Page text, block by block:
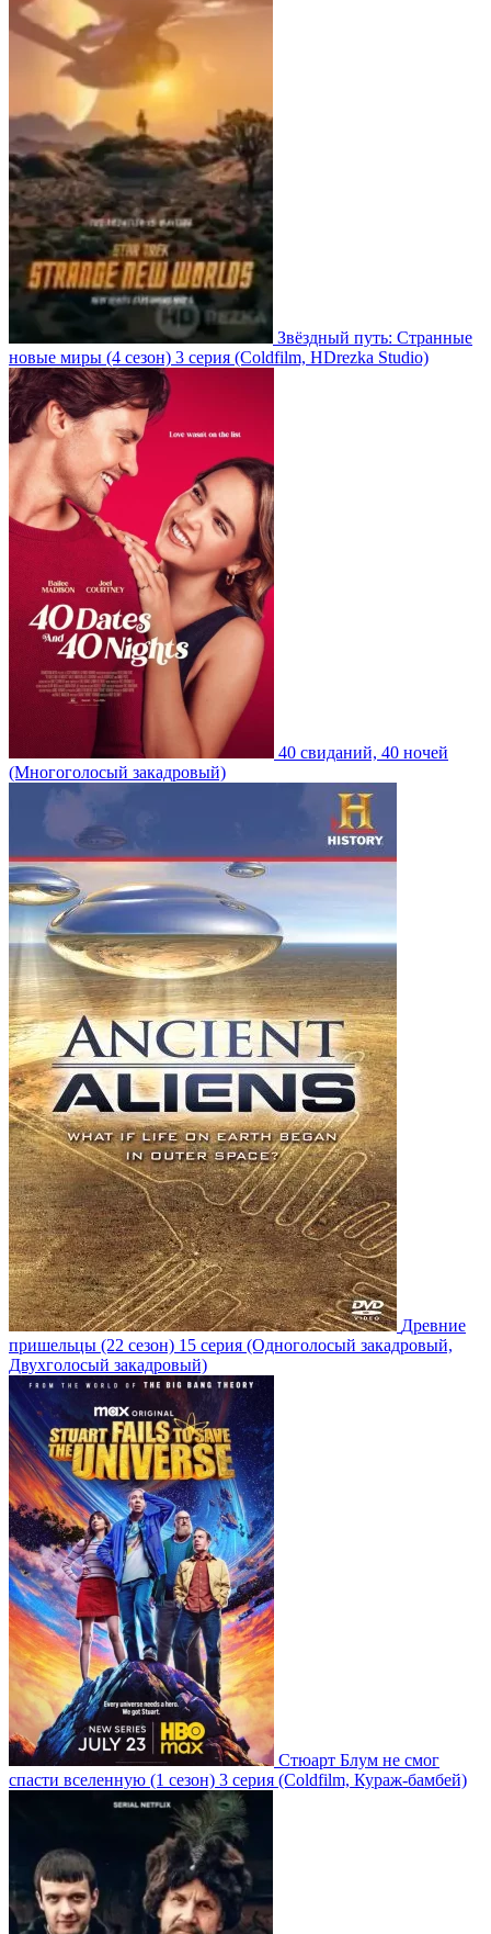
Звёздный путь: Странные
новые миры (4 сезон) 3 серия (Coldfilm, HDrezka Studio)
40 свиданий, 40 ночей
(Многоголосый закадровый)
Древние
пришельцы (22 сезон) 15 серия (Одноголосый закадровый,
Двухголосый закадровый)
Стюарт Блум не смог
спасти вселенную (1 сезон) 3 серия (Coldfilm, Кураж-бамбей)